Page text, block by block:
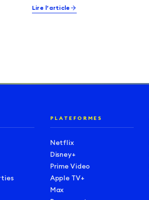
voici…
Lire l’article
PLATEFORMES
Netflix
Disney+
Prime Video
Apple TV+
Max